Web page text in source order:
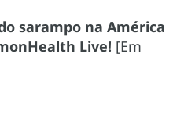
sarampo na América
Live! [Em